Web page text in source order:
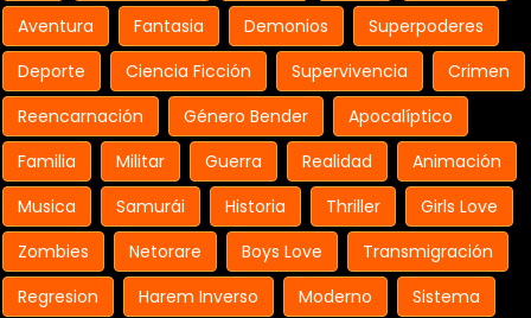
Aventura
Fantasia Demonios
Superpoderes
Deporte
Ciencia Ficción Supervivencia
Crimen
Reencarnación
Género Bender
Apocalíptico
Familia
Militar Guerra Realidad
Animación
Musica
Samurái Historia Thriller
Girls Love
Zombies
Netorare Boys Love
Transmigración
Regresion
Harem Inverso Moderno
Sistema